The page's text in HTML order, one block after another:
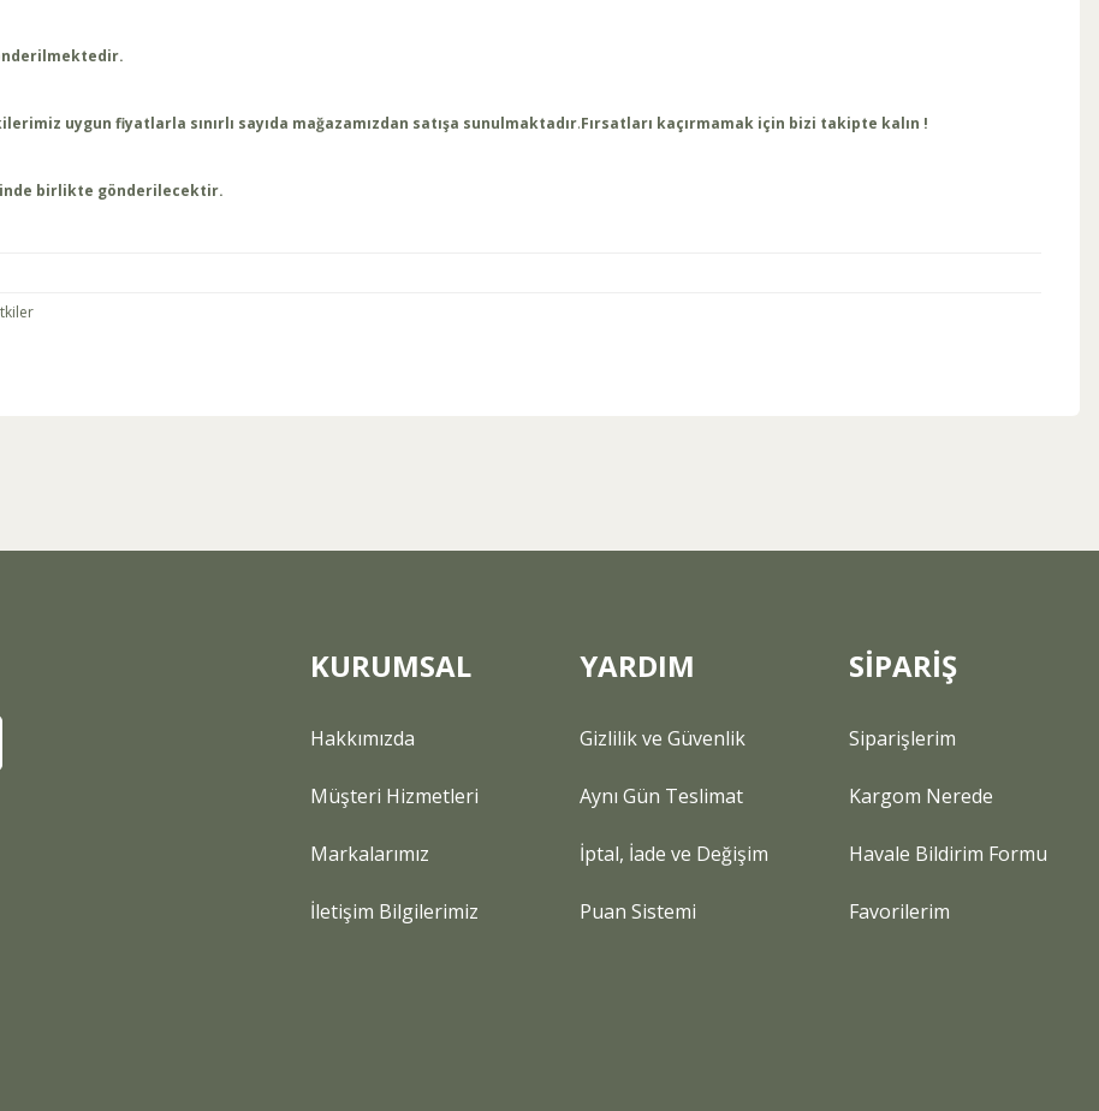
uygun fiyatlarla sınırlı sayıda mağazamızdan satışa sunulmaktadır.Fırsatları kaçırmamak için bizi takipte kalın !
birlikte gönderilecektir.
KURUMSAL
Hakkımızda
Müşteri Hizmetleri
Markalarımız
İletişim Bilgilerimiz
YARDIM
Gizlilik ve Güvenlik
Aynı Gün Teslimat
İptal, İade ve Değişim
Puan Sistemi
SİPARİŞ
Siparişlerim
Kargom Nerede
Havale Bildirim Formu
Favorilerim